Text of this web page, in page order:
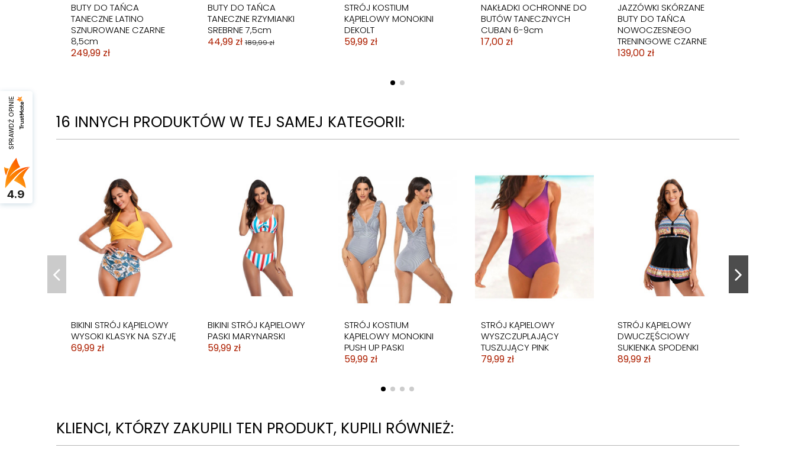
BUTY DO TAŃCA
TANECZNE LATINO
SZNUROWANE CZARNE
8,5cm
249,99 zł
BUTY DO TAŃCA
TANECZNE RZYMIANKI
SREBRNE 7,5cm
44,99 zł 189,99 zł
STRÓJ KOSTIUM
KĄPIELOWY MONOKINI
DEKOLT
59,99 zł
NAKŁADKI OCHRONNE DO
BUTÓW TANECZNYCH
CUBAN 6-9cm
17,00 zł
JAZZÓWKI SKÓRZANE
BUTY DO TAŃCA
NOWOCZESNEGO
TRENINGOWE CZARNE
139,00 zł
BUTY DO TAŃCA HIGH
HEELS SKÓRA ULTRAFIBER
WIĄZANE 10cm
299,99 zł
BUTY DO TAŃCA
TANECZNE WYGODNE
CZARNE CIEMNE 5cm
BIKINI STRÓJ KĄPIELOWY
SPÓDNICZKA PASKI RÓŻ
89,99 zł
16 INNYCH PRODUKTÓW W TEJ SAMEJ KATEGORII:
BIKINI STRÓJ KĄPIELOWY
WYSOKI KLASYK NA SZYJĘ
69,99 zł
BIKINI STRÓJ KĄPIELOWY
PASKI MARYNARSKI
59,99 zł
STRÓJ KOSTIUM
KĄPIELOWY MONOKINI
PUSH UP PASKI
59,99 zł
STRÓJ KĄPIELOWY
WYSZCZUPLAJĄCY
TUSZUJĄCY PINK
79,99 zł
STRÓJ KĄPIELOWY
DWUCZĘŚCIOWY
SUKIENKA SPODENKI
89,99 zł
KLIENCI, KTÓRZY ZAKUPILI TEN PRODUKT, KUPILI RÓWNIEŻ:
SPRAWDŹ OPINIE
4.9